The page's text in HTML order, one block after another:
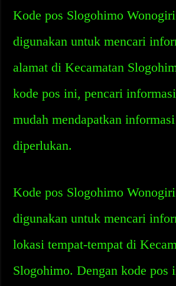
Kode pos Slogohimo
digunakan untuk mencari
alamat di Kecamatan
kode pos ini, pencari
mudah mendapatkan
diperlukan.
Kode pos Slogohimo
digunakan untuk mencari
lokasi tempat-tempat di
Slogohimo. Dengan kode pos